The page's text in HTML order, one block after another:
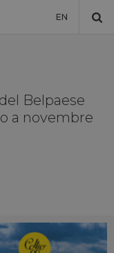
EN
Belpaese
a novembre